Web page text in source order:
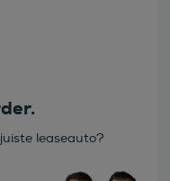
leaseauto?